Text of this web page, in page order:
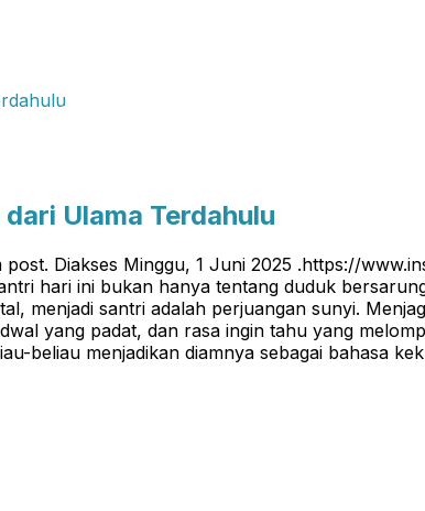
Ulama Terdahulu
Diakses Minggu, 1 Juni 2025 .https://
hari ini bukan hanya tentang duduk
menjadi santri adalah perjuangan sunyi.
yang padat, dan rasa ingin tahu yang
beliau menjadikan diamnya sebagai bahasa